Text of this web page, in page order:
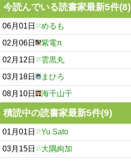
今読んでいる読書家最新5件(8)
06月01日 めるも
02月06日 紫電π
02月12日 雲黒丸
03月18日 まひろ
08月10日 海千山千
積読中の読書家最新5件(9)
01月01日 Yu Sato
03月15日 大隅絢加